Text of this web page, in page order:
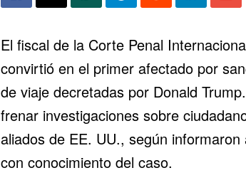
El fiscal de la Corte Penal
convirtió en el primer afectado por
de viaje decretadas por Donald Trump
frenar investigaciones sobre
aliados de EE. UU., según
con conocimiento del caso.